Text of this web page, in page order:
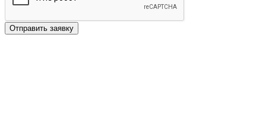
Отправить заявку